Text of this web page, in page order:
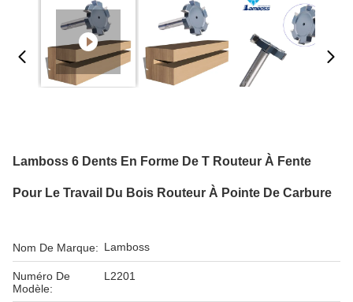
Lamboss 6 Dents En Forme De T Routeur À Fente
Pour Le Travail Du Bois Routeur À Pointe De Carbure
Nom De Marque: Lamboss
Numéro De
Modèle:
L2201